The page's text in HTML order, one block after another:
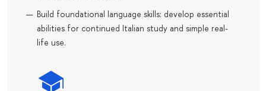
Build foundational language skills: develop essential
abilities for continued Italian study and simple real-
life use.